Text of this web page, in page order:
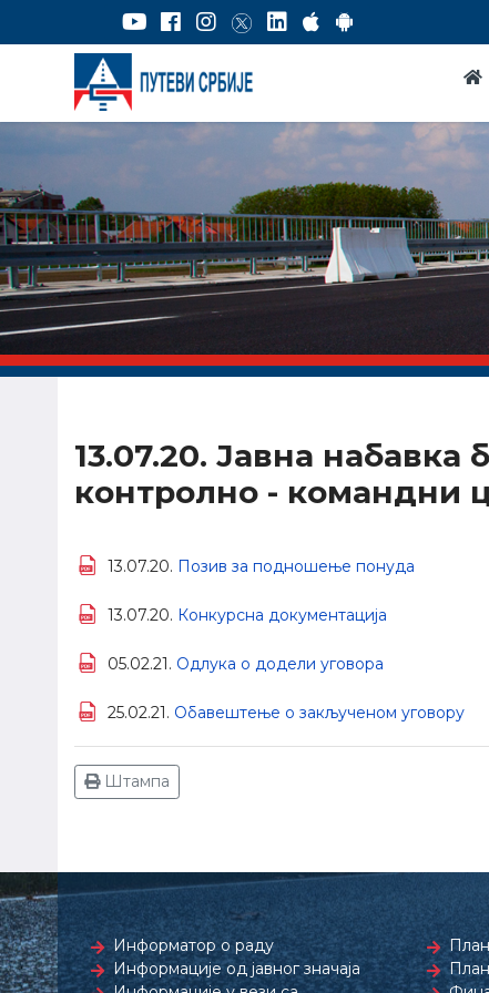
13.07.20. Јавна
контролно - командни
13.07.20. Позив за подношење понуда
13.07.20. Конкурсна документација
05.02.21. Одлука о додели уговора
25.02.21. Обавештење о закљученом уговору
Штампа
Информатор о раду
Информације од јавног значаја
План